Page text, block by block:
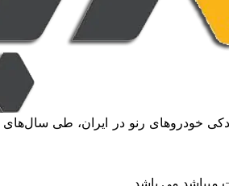
خودروهای رنو در ایران، طی
میباشد می باشد